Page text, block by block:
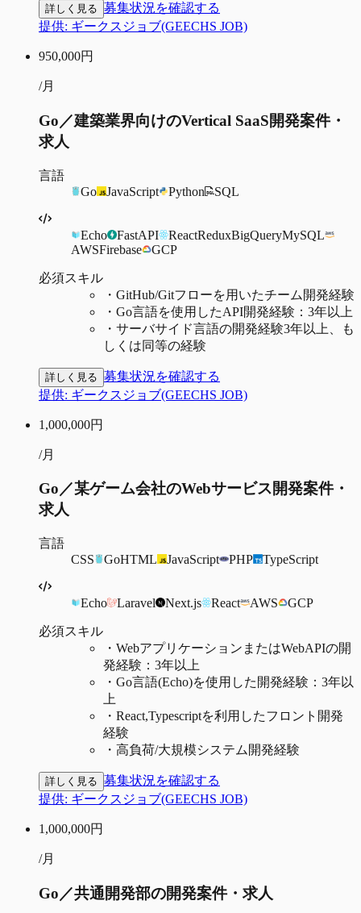
詳しく見る 募集状況を確認する
提供: ギークスジョブ(GEECHS JOB)
950,000円
/月
Go／建築業界向けのVertical SaaS開発案件・
求人
言語
Go
JavaScript Python SQL
Echo FastAPI ReactReduxBigQueryMySQL
AWSFirebase GCP
必須スキル
・ GitHub/Gitフローを用いたチーム開発経験
・ Go言語を使用したAPI開発経験：3年以上
・ サーバサイド言語の開発経験3年以上、も
しくは同等の経験
詳しく見る 募集状況を確認する
提供: ギークスジョブ(GEECHS JOB)
1,000,000円
/月
Go／某ゲーム会社のWebサービス開発案件・
求人
言語
CSS
GoHTML JavaScript PHP TypeScript
Echo Laravel Next.js React AWS GCP
必須スキル
・ WebアプリケーションまたはWebAPIの開
発経験：3年以上
・ Go言語(Echo)を使用した開発経験：3年以
上
・ React,Typescriptを利用したフロント開発
経験
・ 高負荷/大規模システム開発経験
詳しく見る 募集状況を確認する
提供: ギークスジョブ(GEECHS JOB)
1,000,000円
/月
Go／共通開発部の開発案件・求人